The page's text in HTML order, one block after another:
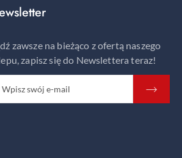
zawsze na bieżąco z ofertą naszego
zapisz się do Newslettera teraz!